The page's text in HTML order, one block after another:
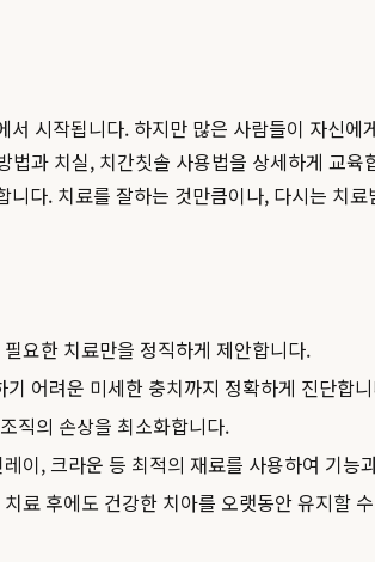
시작됩니다. 하지만 많은 사람들이 자신
과 치실, 치간칫솔 사용법을 상세하게 교
니다. 치료를 잘하는 것만큼이나, 다시는 치
요한 치료만을 정직하게 제안합니다.
어려운 미세한 충치까지 정확하게 진단합
직의 손상을 최소화합니다.
이, 크라운 등 최적의 재료를 사용하여 기능
료 후에도 건강한 치아를 오랫동안 유지할